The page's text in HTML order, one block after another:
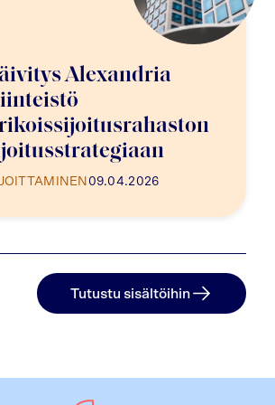
Alexandria
09.04.2026
Tutustu sisältöihin